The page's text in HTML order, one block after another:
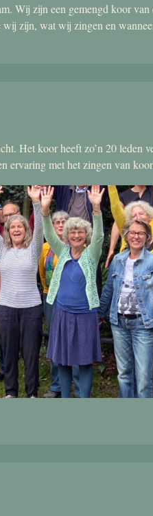
Wij zijn een gemengd koor van
zijn, wat wij zingen en
Het koor heeft zo’n 20 leden
ervaring met het zingen van